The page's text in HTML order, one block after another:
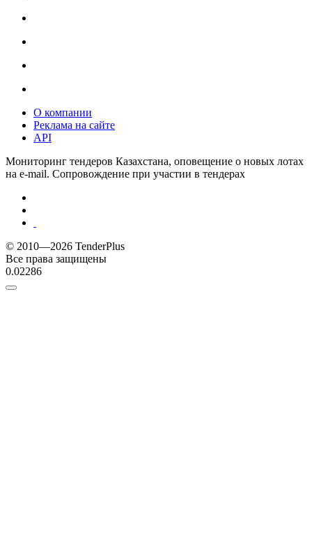
О компании
Реклама на сайте
API
Мониторинг тендеров Казахстана, оповещение о новых лотах
на e-mail. Сопровождение при участии в тендерах
© 2010—2026 TenderPlus
Все права защищены
0.02286